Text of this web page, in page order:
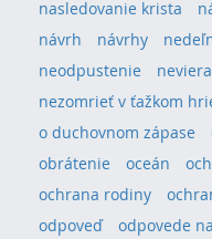
nasledovanie krista
návrh
návrhy
neodpustenie
neviera
nezomrieť v ťažkom
o duchovnom zápase
obrátenie
oceán
ochrana rodiny
odpoveď
odpovede